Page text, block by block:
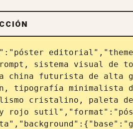
sistema visual de
china futurista de alta
tipografía minimalista
cristalino, paleta
y rojo